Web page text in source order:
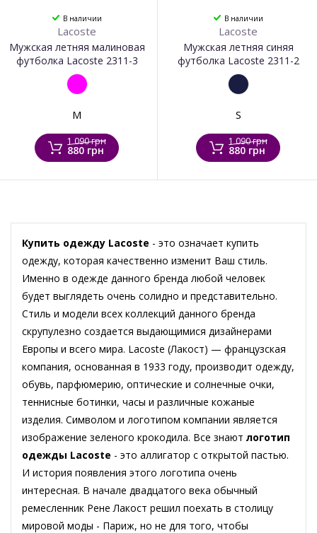
В наличии
Lacoste
Мужская летняя малиновая
футболка Lacoste 2311-3
M
1 090 грн
880 грн
В наличии
Lacoste
Мужская летняя синяя
футболка Lacoste 2311-2
S
1 090 грн
880 грн
Купить одежду Lacoste - это означает купить
одежду, которая качественно изменит Ваш стиль.
Именно в одежде данного бренда любой человек
будет выглядеть очень солидно и представительно.
Стиль и модели всех коллекций данного бренда
скрупулезно создается выдающимися дизайнерами
Европы и всего мира. Lacoste (Лакост) — французская
компания, основанная в 1933 году, производит одежду,
обувь, парфюмерию, оптические и солнечные очки,
теннисные ботинки, часы и различные кожаные
изделия. Символом и логотипом компании является
изображение зеленого крокодила. Все знают логотип
одежды Lacoste - это аллигатор с открытой пастью.
И история появления этого логотипа очень
интересная. В начале двадцатого века обычный
ремесленник Рене Лакост решил поехать в столицу
мировой моды - Париж, но не для того, чтобы